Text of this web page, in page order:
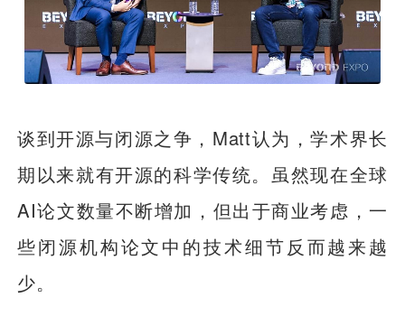
谈到开源与闭源之争，Matt认为，学术界长
期以来就有开源的科学传统。虽然现在全球
AI论文数量不断增加，但出于商业考虑，一
些闭源机构论文中的技术细节反而越来越
少。